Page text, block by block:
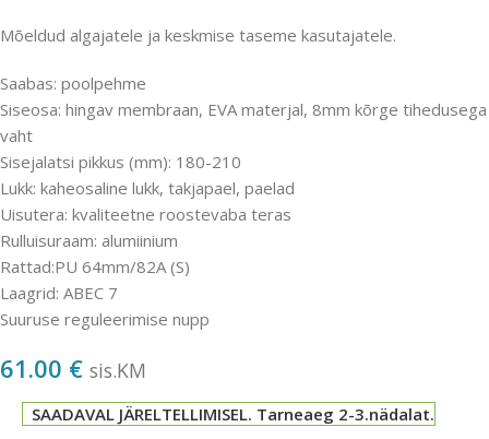
Mõeldud algajatele ja keskmise taseme kasutajatele.
Saabas: poolpehme
Siseosa: hingav membraan, EVA materjal, 8mm kõrge tihedusega
vaht
Sisejalatsi pikkus (mm): 180-210
Lukk: kaheosaline lukk, takjapael, paelad
Uisutera: kvaliteetne roostevaba teras
Rulluisuraam: alumiinium
Rattad:PU 64mm/82A (S)
Laagrid: ABEC 7
Suuruse reguleerimise nupp
61.00 € sis.KM
SAADAVAL JÄRELTELLIMISEL. Tarneaeg 2-3.nädalat.